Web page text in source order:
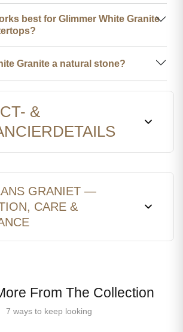
best for Glimmer White Granite
Granite a natural stone?
&
GRANIET —
CARE &
From The Collection
7 ways to keep looking